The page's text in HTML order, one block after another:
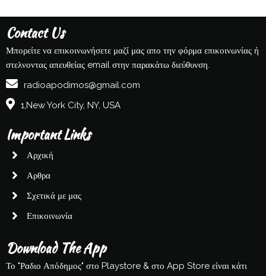
Contact Us
Μπορείτε να επικοινωνήσετε μαζί μας απο την φόρμα επικοινωνίας ή
στελνοντας απευθείας email στην παρακάτω διεύθυνση.
radioapodimos@gmail.com
1,New York City, NY, USA
Important Links
Αρχική
Αρθρα
Σχετικά με μας
Επικοινωνία
Download The App
Το "Ραδιο Απόδημος" στο Playstore & στο App Store είναι κάτι